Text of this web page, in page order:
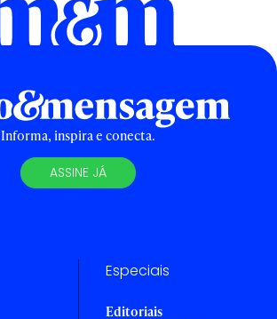
Informa, inspira e conecta.
ASSINE JÁ
Especiais
Editoriais